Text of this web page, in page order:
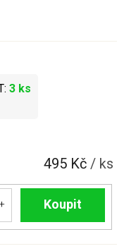
3 ks
495 Kč / ks
Do košíku